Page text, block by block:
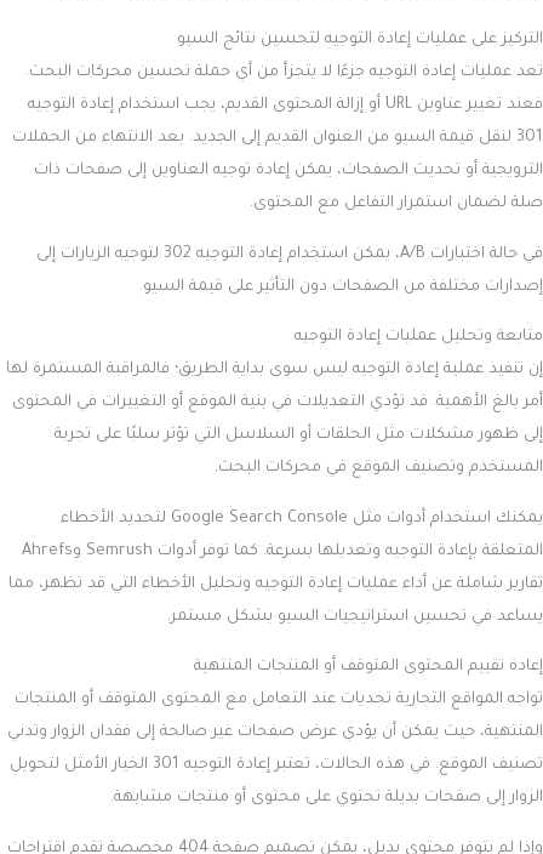
التركيز على عمليات إعادة التوجيه لتحسين نتائج السيو
تعد عمليات إعادة التوجيه جزءًا لا يتجزأ من أي حملة تحسين محركات البحث.
فعند تغيير عناوين URL أو إزالة المحتوى القديم، يجب استخدام إعادة التوجيه
301 لنقل قيمة السيو من العنوان القديم إلى الجديد. بعد الانتهاء من الحملات
الترويجية أو تحديث الصفحات، يمكن إعادة توجيه العناوين إلى صفحات ذات
صلة لضمان استمرار التفاعل مع المحتوى.
في حالة اختبارات A/B، يمكن استخدام إعادة التوجيه 302 لتوجيه الزيارات إلى
إصدارات مختلفة من الصفحات دون التأثير على قيمة السيو.
متابعة وتحليل عمليات إعادة التوجيه
إن تنفيذ عملية إعادة التوجيه ليس سوى بداية الطريق؛ فالمراقبة المستمرة لها
أمر بالغ الأهمية. قد تؤدي التعديلات في بنية الموقع أو التغييرات في المحتوى
إلى ظهور مشكلات مثل الحلقات أو السلاسل التي تؤثر سلبًا على تجربة
المستخدم وتصنيف الموقع في محركات البحث.
يمكنك استخدام أدوات مثل Google Search Console لتحديد الأخطاء
المتعلقة بإعادة التوجيه وتعديلها بسرعة. كما توفر أدوات Semrush وAhrefs
تقارير شاملة عن أداء عمليات إعادة التوجيه وتحليل الأخطاء التي قد تظهر، مما
يساعد في تحسين استراتيجيات السيو بشكل مستمر.
إعادة تقييم المحتوى المتوقف أو المنتجات المنتهية
تواجه المواقع التجارية تحديات عند التعامل مع المحتوى المتوقف أو المنتجات
المنتهية، حيث يمكن أن يؤدي عرض صفحات غير صالحة إلى فقدان الزوار وتدني
تصنيف الموقع. في هذه الحالات، تعتبر إعادة التوجيه 301 الخيار الأمثل لتحويل
الزوار إلى صفحات بديلة تحتوي على محتوى أو منتجات مشابهة.
وإذا لم يتوفر محتوى بديل، يمكن تصميم صفحة 404 مخصصة تقدم اقتراحات